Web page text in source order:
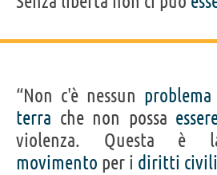
“Non c'è nessun problema
terra che non possa
violenza. Questa è
movimento per i diritti civili